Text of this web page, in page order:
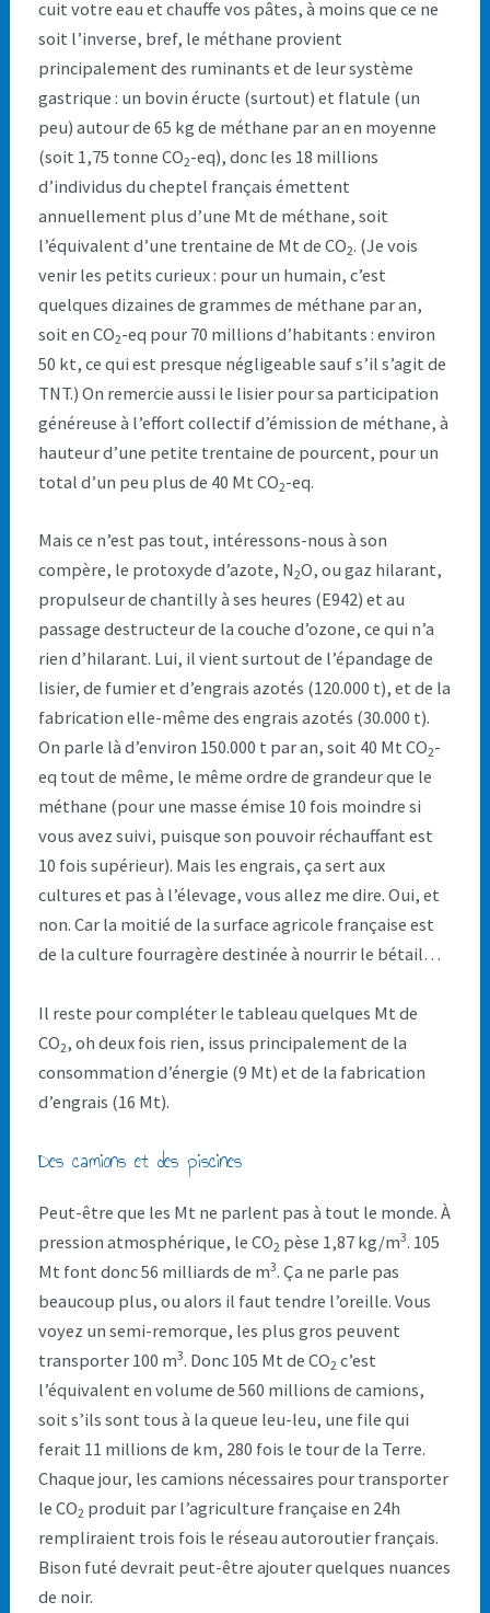
cuit votre eau et chauffe vos pâtes, à moins que ce ne
soit l’inverse, bref, le méthane provient
principalement des ruminants et de leur système
gastrique : un bovin éructe (surtout) et flatule (un
peu) autour de 65 kg de méthane par an en moyenne
(soit 1,75 tonne CO2-eq), donc les 18 millions
d’individus du cheptel français émettent
annuellement plus d’une Mt de méthane, soit
l’équivalent d’une trentaine de Mt de CO2. (Je vois
venir les petits curieux : pour un humain, c’est
quelques dizaines de grammes de méthane par an,
soit en CO2-eq pour 70 millions d’habitants : environ
50 kt, ce qui est presque négligeable sauf s’il s’agit de
TNT.) On remercie aussi le lisier pour sa participation
généreuse à l’effort collectif d’émission de méthane, à
hauteur d’une petite trentaine de pourcent, pour un
total d’un peu plus de 40 Mt CO2-eq.
Mais ce n’est pas tout, intéressons-nous à son
compère, le protoxyde d’azote, N2O, ou gaz hilarant,
propulseur de chantilly à ses heures (E942) et au
passage destructeur de la couche d’ozone, ce qui n’a
rien d’hilarant. Lui, il vient surtout de l’épandage de
lisier, de fumier et d’engrais azotés (120.000 t), et de la
fabrication elle-même des engrais azotés (30.000 t).
On parle là d’environ 150.000 t par an, soit 40 Mt CO2-
eq tout de même, le même ordre de grandeur que le
méthane (pour une masse émise 10 fois moindre si
vous avez suivi, puisque son pouvoir réchauffant est
10 fois supérieur). Mais les engrais, ça sert aux
cultures et pas à l’élevage, vous allez me dire. Oui, et
non. Car la moitié de la surface agricole française est
de la culture fourragère destinée à nourrir le bétail…
Il reste pour compléter le tableau quelques Mt de
CO2, oh deux fois rien, issus principalement de la
consommation d’énergie (9 Mt) et de la fabrication
d’engrais (16 Mt).
Des camions et des piscines
Peut-être que les Mt ne parlent pas à tout le monde. À
pression atmosphérique, le CO2 pèse 1,87 kg/m3. 105
Mt font donc 56 milliards de m3. Ça ne parle pas
beaucoup plus, ou alors il faut tendre l’oreille. Vous
voyez un semi-remorque, les plus gros peuvent
transporter 100 m3. Donc 105 Mt de CO2 c’est
l’équivalent en volume de 560 millions de camions,
soit s’ils sont tous à la queue leu-leu, une file qui
ferait 11 millions de km, 280 fois le tour de la Terre.
Chaque jour, les camions nécessaires pour transporter
le CO2 produit par l’agriculture française en 24h
rempliraient trois fois le réseau autoroutier français.
Bison futé devrait peut-être ajouter quelques nuances
de noir.